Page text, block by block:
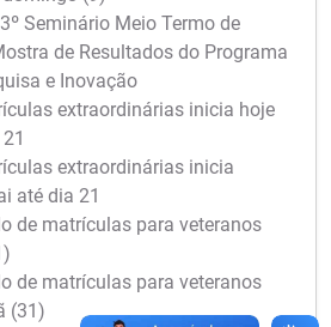
Seminário Meio Termo de
de Resultados do Programa
e Inovação
extraordinárias inicia hoje
extraordinárias inicia
até dia 21
de matrículas para veteranos
de matrículas para veteranos
(31)